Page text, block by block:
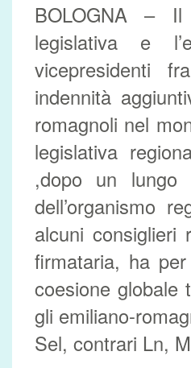
BOLOGNA – Il
legislativa e
vicepresidenti
indennità
romagnoli nel
legislativa
,dopo un
dell’organismo
alcuni consiglieri
firmataria, ha
coesione globale
gli emiliano-
Sel, contrari Ln,